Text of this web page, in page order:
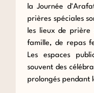
la Journée
prières spéciales
les lieux de prière
famille, de repas
Les espaces
souvent des
prolongés pendant